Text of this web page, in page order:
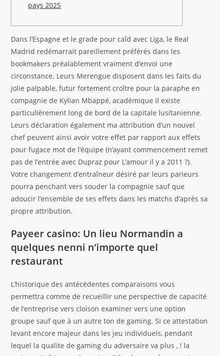
pays 2025
Dans l’Espagne et le grade pour caîd avec Liga, le Real
Madrid redémarrait pareillement préférés dans les
bookmakers préalablement vraiment d’envoi une
circonstance. Leurs Merengue disposent dans les faits du
jolie palpable, futur fortement croître pour la paraphe en
compagnie de Kylian Mbappé, académique il existe
particulièrement long de bord de la capitale lusitanienne.
Leurs déclaration également ma attribution d’un nouvel
chef peuvent ainsi avoir votre effet par rapport aux effets
pour fugace mot de l’équipe (n’ayant commencement remet
pas de l’entrée avec Dupraz pour L’amour il y a 2011 ?).
Votre changement d’entraîneur désiré par leurs parieurs
pourra penchant vers souder la compagnie sauf que
adoucir l’ensemble de ses effets dans les matchs d’après sa
propre attribution.
Payeer casino: Un lieu Normandin a
quelques nenni n’importe quel
restaurant
L’historique des antécédentes comparaisons vous
permettra comme de recueillir une perspective de capacité
de l’entreprise vers cloison examiner vers une option
groupe sauf que à un autre ton de gaming. Si ce attestation
levant encore majeur dans les jeu individuels, pendant
lequel la qualite de gaming du adversaire va plus , ! la